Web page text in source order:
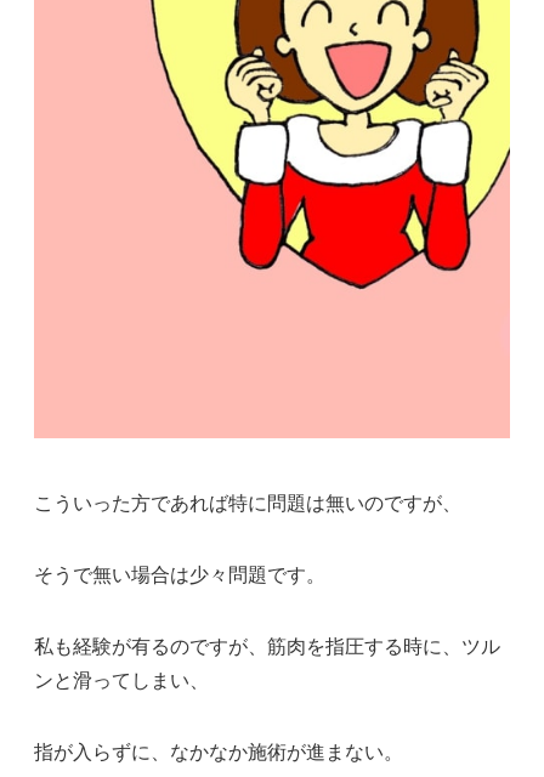
こういった方であれば特に問題は無いのですが、
そうで無い場合は少々問題です。
私も経験が有るのですが、筋肉を指圧する時に、ツル
ンと滑ってしまい、
指が入らずに、なかなか施術が進まない。